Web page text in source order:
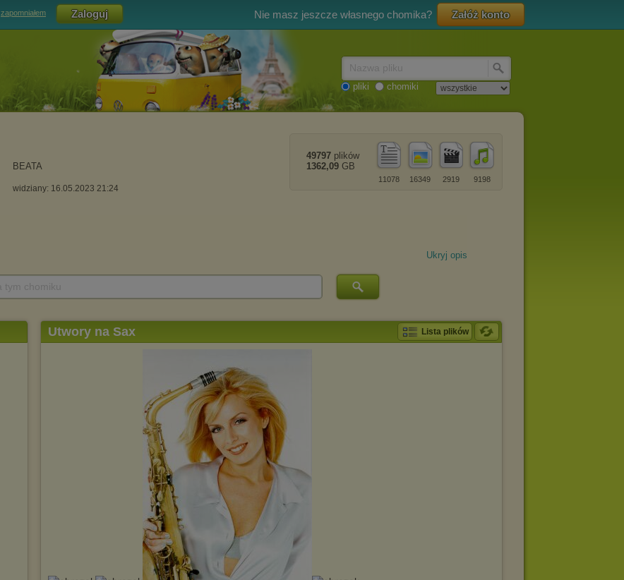
zapomniałem Nie masz jeszcze własnego chomika? Załóż konto
pliki chomiki
BEATA
widziany: 16.05.2023 21:24
9198
2919
16349
11078
49797 plików
1362,09 GB
Ukryj opis
Utwory na Sax Lista plików